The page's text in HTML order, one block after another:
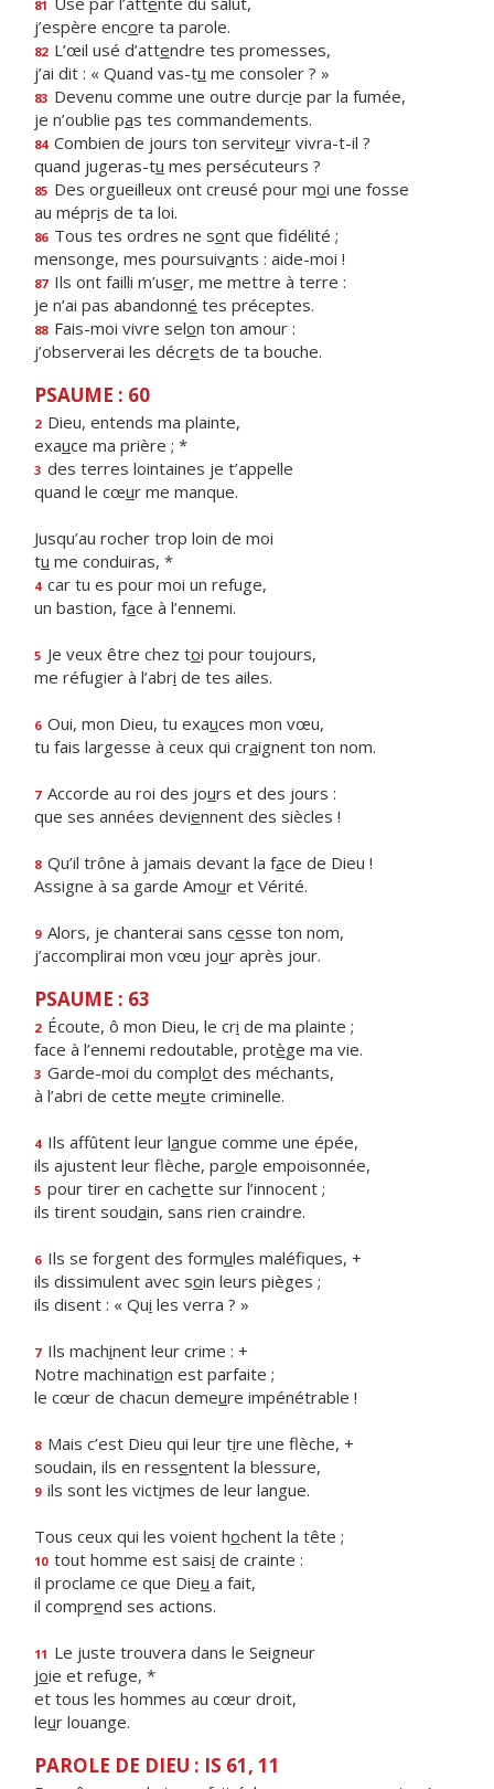
81
j’espère encore ta parole.
82 L’œil usé d’attendre tes promesses,
j’ai dit : « Quand vas-tu me consoler ? »
83 Devenu comme une outre durcie par la fumée,
je n’oublie pas tes commandements.
84 Combien de jours ton serviteur vivra-t-il ?
quand jugeras-tu mes persécuteurs ?
85 Des orgueilleux ont creusé pour moi une fosse
au mépris de ta loi.
86 Tous tes ordres ne sont que fidélité ;
mensonge, mes poursuivants : aide-moi !
87 Ils ont failli m’user, me mettre à terre :
je n’ai pas abandonné tes préceptes.
88 Fais-moi vivre selon ton amour :
j’observerai les décrets de ta bouche.
PSAUME : 60
2 Dieu, entends ma plainte,
exauce ma prière ; *
3 des terres lointaines je t’appelle
quand le cœur me manque.
Jusqu’au rocher trop loin de moi
tu me conduiras, *
4 car tu es pour moi un refuge,
un bastion, face à l’ennemi.
5 Je veux être chez toi pour toujours,
me réfugier à l’abri de tes ailes.
6 Oui, mon Dieu, tu exauces mon vœu,
tu fais largesse à ceux qui craignent ton nom.
7 Accorde au roi des jours et des jours :
que ses années deviennent des siècles !
8 Qu’il trône à jamais devant la face de Dieu !
Assigne à sa garde Amour et Vérité.
9 Alors, je chanterai sans cesse ton nom,
j’accomplirai mon vœu jour après jour.
PSAUME : 63
2 Écoute, ô mon Dieu, le cri de ma plainte ;
face à l’ennemi redoutable, protège ma vie.
3 Garde-moi du complot des méchants,
à l’abri de cette meute criminelle.
4 Ils affûtent leur langue comme une épée,
ils ajustent leur flèche, parole empoisonnée,
5 pour tirer en cachette sur l’innocent ;
ils tirent soudain, sans rien craindre.
6 Ils se forgent des formules maléfiques, +
ils dissimulent avec soin leurs pièges ;
ils disent : « Qui les verra ? »
7 Ils machinent leur crime : +
Notre machination est parfaite ;
le cœur de chacun demeure impénétrable !
8 Mais c’est Dieu qui leur tire une flèche, +
soudain, ils en ressentent la blessure,
9 ils sont les victimes de leur langue.
Tous ceux qui les voient hochent la tête ;
10 tout homme est saisi de crainte :
il proclame ce que Dieu a fait,
il comprend ses actions.
11 Le juste trouvera dans le Seigneur
joie et refuge, *
et tous les hommes au cœur droit,
leur louange.
PAROLE DE DIEU : IS 61, 11